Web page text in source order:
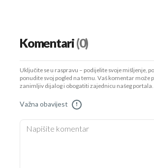
Komentari(0)
Uključite se u raspravu – podijelite svoje mišljenje,
ponudite svoj pogled na temu. Vaš komentar može
zanimljiv dijalog i obogatiti zajednicu našeg portala.
Važna obavijest !